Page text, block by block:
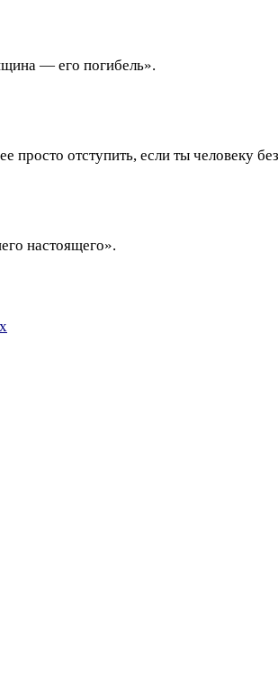
— его погибель».
просто отступить, если ты человеку
настоящего».